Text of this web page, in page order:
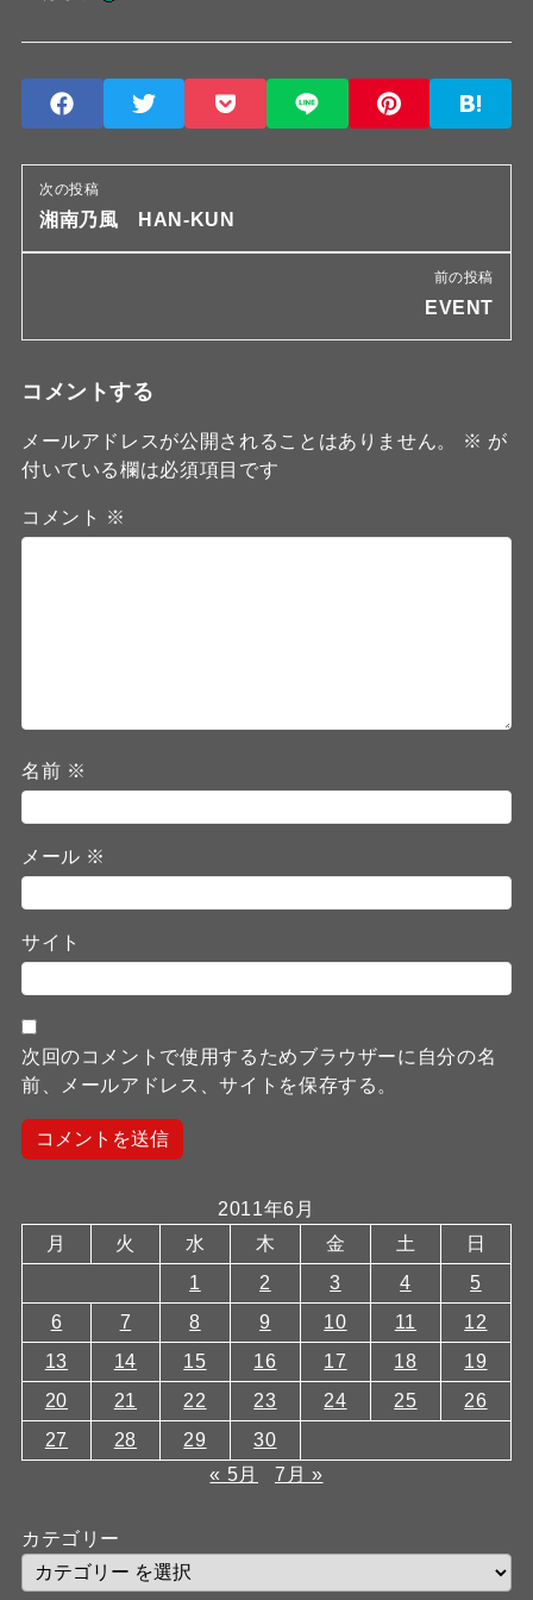
次の投稿
湘南乃風 HAN-KUN
前の投稿
EVENT
コメントする
メールアドレスが公開されることはありません。 ※ が
付いている欄は必須項目です
コメント ※
名前 ※
メール ※
サイト
次回のコメントで使用するためブラウザーに自分の名
前、メールアドレス、サイトを保存する。
2011年6月
月
火 水 木 金 土
日
1
2 3 4
5
6
7 8 9 10 11
12
13
14 15 16 17 18
19
20
21 22 23 24 25
26
27
28 29
30
« 5月
7月 »
カテゴリー